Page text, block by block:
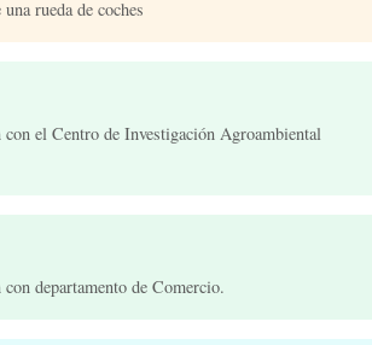
rueda de coches
el Centro de Investigación Agroambiental
departamento de Comercio.